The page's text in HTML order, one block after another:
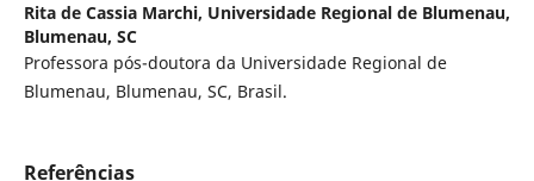
Rita de Cassia Marchi, Universidade Regional de Blumenau,
Blumenau, SC
Professora pós-doutora da Universidade Regional de
Blumenau, Blumenau, SC, Brasil.
Referências